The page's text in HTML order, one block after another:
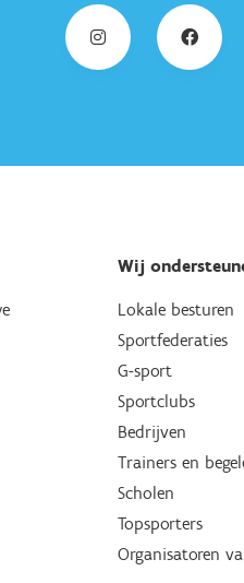
Wij
Lokale besturen
Sportfederaties
G-sport
Sportclubs
Bedrijven
Trainers en
Scholen
Topsporters
Organisatoren